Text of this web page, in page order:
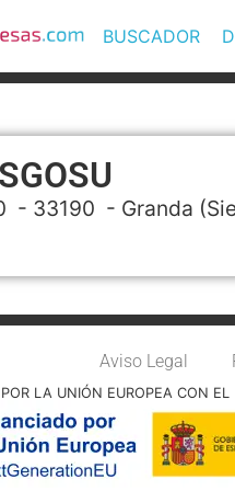
BUSCADOR
- 33190 - Granda
Aviso Legal
LA UNIÓN EUROPEA CON